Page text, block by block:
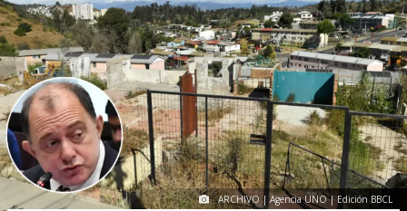
ARCHIVO | Agencia UNO | Edición BBCL